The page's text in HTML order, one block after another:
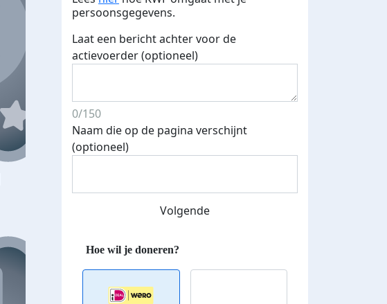
persoonsgegevens.
Laat een bericht achter voor de
actievoerder (optioneel)
0/150
Naam die op de pagina verschijnt
(optioneel)
Volgende